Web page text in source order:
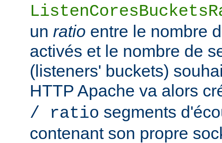
un ratio entre le nombre
activés et le nombre de
(listeners' buckets)
HTTP Apache va alors
/ ratio segments
contenant son propre